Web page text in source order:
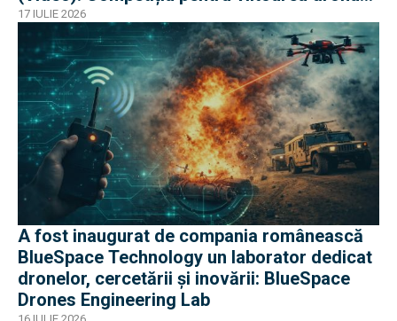
„loyal wing” e acerbă
17 IULIE 2026
A fost inaugurat de compania românească
BlueSpace Technology un laborator dedicat
dronelor, cercetării și inovării: BlueSpace
Drones Engineering Lab